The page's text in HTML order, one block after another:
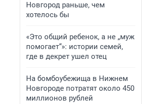
Новгород раньше, чем
хотелось бы
«Это общий ребенок, а не „муж
помогает“»: истории семей,
где в декрет ушел отец
На бомбоубежища в Нижнем
Новгороде потратят около 450
миллионов рублей